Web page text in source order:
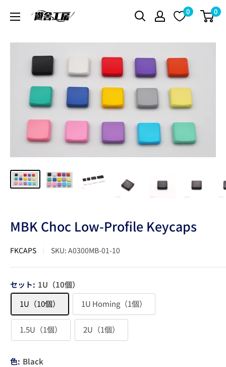
遊
工
房
シ
ョ
ッ
0 0
MBK Choc Low-Profile Keycaps
FKCAPS SKU: A0300MB-01-10
セット: 1U（10個）
1U（10個）
1U Homing（1個）
1.5U（1個） 2U（1個）
色: Black